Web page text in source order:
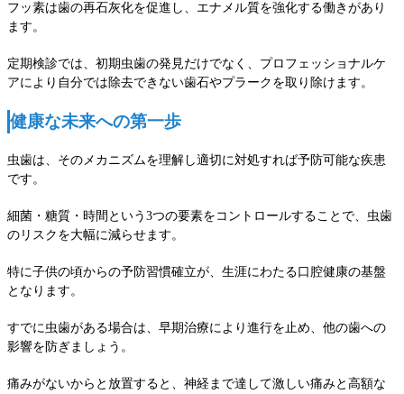
フッ素は歯の再石灰化を促進し、エナメル質を強化する働きがあり
ます。
定期検診では、初期虫歯の発見だけでなく、プロフェッショナルケ
アにより自分では除去できない歯石やプラークを取り除けます。
健康な未来への第一歩
虫歯は、そのメカニズムを理解し適切に対処すれば予防可能な疾患
です。
細菌・糖質・時間という3つの要素をコントロールすることで、虫歯
のリスクを大幅に減らせます。
特に子供の頃からの予防習慣確立が、生涯にわたる口腔健康の基盤
となります。
すでに虫歯がある場合は、早期治療により進行を止め、他の歯への
影響を防ぎましょう。
痛みがないからと放置すると、神経まで達して激しい痛みと高額な